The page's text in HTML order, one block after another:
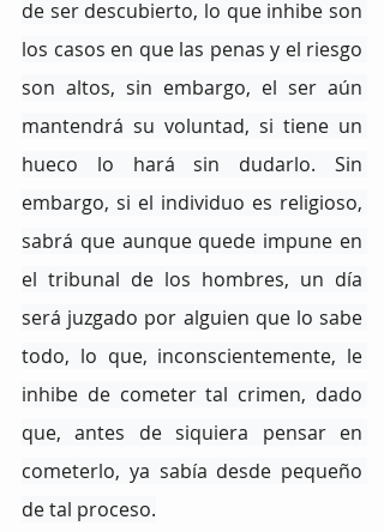
de ser descubierto, lo que inhibe son
los casos en que las penas y el riesgo
son altos, sin embargo, el ser aún
mantendrá su voluntad, si tiene un
hueco lo hará sin dudarlo. Sin
embargo, si el individuo es religioso,
sabrá que aunque quede impune en
el tribunal de los hombres, un día
será juzgado por alguien que lo sabe
todo, lo que, inconscientemente, le
inhibe de cometer tal crimen, dado
que, antes de siquiera pensar en
cometerlo, ya sabía desde pequeño
de tal proceso.